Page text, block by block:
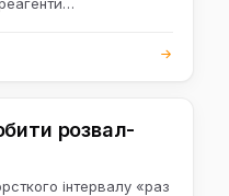
розвал-
інтервалу «раз